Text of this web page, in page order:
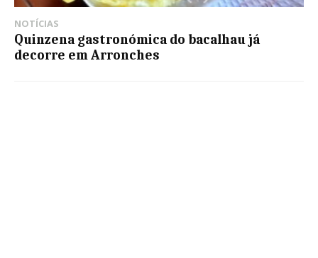
NOTÍCIAS
Quinzena gastronómica do bacalhau já
decorre em Arronches